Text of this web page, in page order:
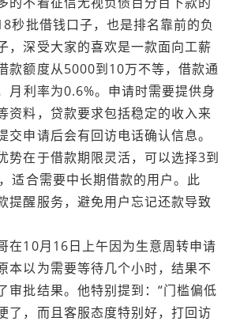
秒批借钱口子，也是排名靠前的负
，深受大家的喜欢是一款面向工薪
款额度从5000到10万不等，借款通
月利率为0.6%。申请时需要提供身
资料，贷款要求包括稳定的收入来
交申请后会有回访电话确认信息。
势在于借款期限灵活，可以选择3到
适合需要中长期借款的用户。此
提醒服务，避免用户忘记还款导致
在10月16日上午因为生意周转申请
本以为需要等待几个小时，结果不
审批结果。他特别提到：“门槛偏低
了，而且客服态度特别好，打回访